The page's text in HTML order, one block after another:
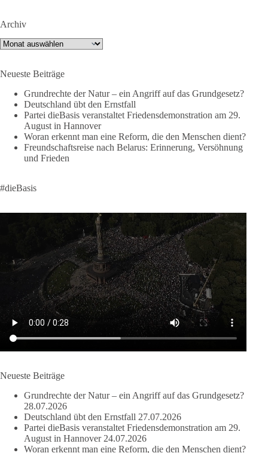
Mariana Mazzucato ist Beraterin und Rednerin des World
Economic Forum (WEF). In ihrer Rede zu globalen
Herausforderungen sprach sie sich 2022 dafür aus, bestimmte
Covid-19-„Impfungen“ nicht gelungen ist, die ganze Welt
betrachtet Wasser nun als „globales Gemeingut“.
In München erleben Bürger vor Ort erste Einschränkungen
anhand eines Wasserverbots. Ob das Waschen von
Fahrzeugen, das Befüllen von Pools oder das Bewässern von
Rasenflächen und Pflanzen. Bei Verstößen drohen Bußgelder
dieBasis warnt davor, lebenswichtige Ressourcen, wie Wasser,
Boden, und Luft, in globale Kontrollsysteme zu überführen,
und fordert, dass Wasser und Nahrung demokratisch und lokal
bleiben, statt in die Kontrolle von Lobby-Organisationen oder
Investoren zu geraten.
Quelle:https://www.youtube.com/watch?v=1bw0gjFxu_w
#dieBasis #Wasserverbot #Propaganda #WEF
219 7 55
DieBasis
1 Tag zuvor
Archiv
Archiv
Neueste Beiträge
Grundrechte der Natur – ein Angriff auf das Grundgesetz?
Deutschland übt den Ernstfall
Partei dieBasis veranstaltet Friedensdemonstration am 29.
August in Hannover
Woran erkennt man eine Reform, die den Menschen dient?
Freundschaftsreise nach Belarus: Erinnerung, Versöhnung
und Frieden
#dieBasis
Neueste Beiträge
Grundrechte der Natur – ein Angriff auf das Grundgesetz?
28.07.2026
Deutschland übt den Ernstfall 27.07.2026
Partei dieBasis veranstaltet Friedensdemonstration am 29.
August in Hannover 24.07.2026
Woran erkennt man eine Reform, die den Menschen dient?